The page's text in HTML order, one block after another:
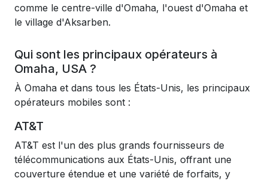
comme le centre-ville d'Omaha, l'ouest d'Omaha et
le village d'Aksarben.
Qui sont les principaux opérateurs à
Omaha, USA ?
À Omaha et dans tous les États-Unis, les principaux
opérateurs mobiles sont :
AT&T
AT&T est l'un des plus grands fournisseurs de
télécommunications aux États-Unis, offrant une
couverture étendue et une variété de forfaits, y